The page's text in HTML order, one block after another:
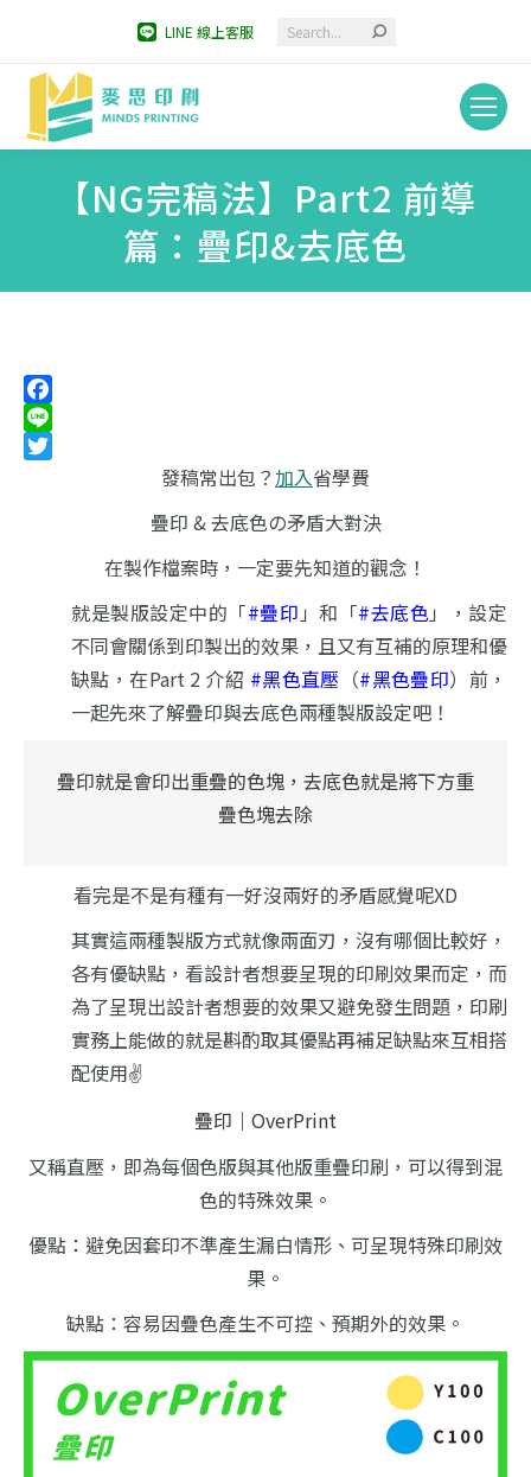
LINE 線上客服 Search:
【NG完稿法】Part2 前導
篇：疊印&去底色
Facebook
Line
發稿常出包？加入省學費
疊印 & 去底色の矛盾大對決
在製作檔案時，一定要先知道的觀念！
就是製版設定中的「#疊印 」和「#去底色」， 設定
不同會關係到印製出的效果， 且又有互補的原理和優
缺點，在Part 2 介紹 #黑色直壓 （#黑色疊印）前，
一起先來了解疊印與去底色兩種製版設定吧！
疊印就是會印出重疊的色塊，去底色就是將下方重
疊色塊去除
看完是不是有種有一好沒兩好的矛盾感覺呢XD
其實這兩種製版方式就像兩面刃，沒有哪個比較好，
各有優缺點，看設計者想要呈現的印刷效果而定， 而
為了呈現出設計者想要的效果又避免發生問題， 印刷
實務上能做的就是斟酌取其優點再補足缺點來互相搭
配使用✌️
疊印｜OverPrint
又稱直壓，即為每個色版與其他版重疊印刷，可以得到混
色的特殊效果。
優點：避免因套印不準產生漏白情形、可呈現特殊印刷效
果。
缺點：容易因疊色產生不可控、預期外的效果。